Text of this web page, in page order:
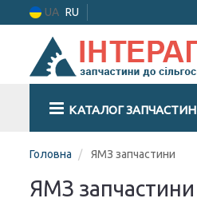
UA RU
КАТАЛОГ ЗАПЧАСТИН
Головна ЯМЗ запчастини
ЯМЗ запчастини